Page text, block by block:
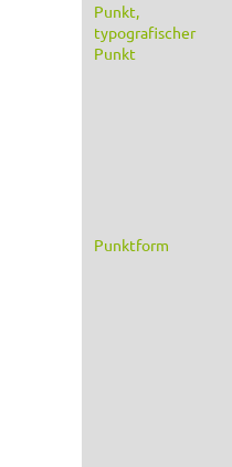
Punkt,
typografischer
Punkt
Punktform